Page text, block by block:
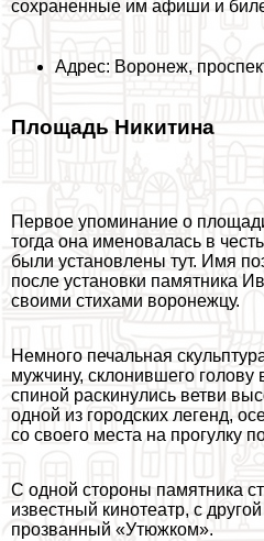
сохраненные им афиши и
Адрес: Воронеж,
Площадь Никитина
Первое упоминание о
тогда она именовалась в
были установлены тут. Имя
после установки памятника
своими стихами воронежцу.
Немного печальная
мужчину, склонившего голову
спиной раскинулись ветви
одной из городских легенд,
со своего места на прогулку
С одной стороны памятника
известный кинотеатр, с
прозванный «Утюжком».